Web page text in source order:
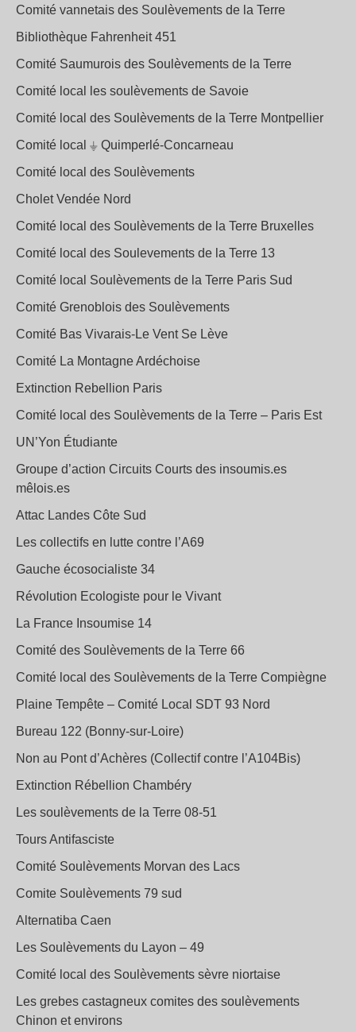
Comité vannetais des Soulèvements de la Terre
Bibliothèque Fahrenheit 451
Comité Saumurois des Soulèvements de la Terre
Comité local les soulèvements de Savoie
Comité local des Soulèvements de la Terre Montpellier
Comité local ⏚ Quimperlé-Concarneau
Comité local des Soulèvements
Cholet Vendée Nord
Comité local des Soulèvements de la Terre Bruxelles
Comité local des Soulevements de la Terre 13
Comité local Soulèvements de la Terre Paris Sud
Comité Grenoblois des Soulèvements
Comité Bas Vivarais-Le Vent Se Lève
Comité La Montagne Ardéchoise
Extinction Rebellion Paris
Comité local des Soulèvements de la Terre – Paris Est
UN’Yon Étudiante
Groupe d’action Circuits Courts des insoumis.es
mêlois.es
Attac Landes Côte Sud
Les collectifs en lutte contre l’A69
Gauche écosocialiste 34
Révolution Ecologiste pour le Vivant
La France Insoumise 14
Comité des Soulèvements de la Terre 66
Comité local des Soulèvements de la Terre Compiègne
Plaine Tempête – Comité Local SDT 93 Nord
Bureau 122 (Bonny-sur-Loire)
Non au Pont d’Achères (Collectif contre l’A104Bis)
Extinction Rébellion Chambéry
Les soulèvements de la Terre 08-51
Tours Antifasciste
Comité Soulèvements Morvan des Lacs
Comite Soulèvements 79 sud
Alternatiba Caen
Les Soulèvements du Layon – 49
Comité local des Soulèvements sèvre niortaise
Les grebes castagneux comites des soulèvements
Chinon et environs